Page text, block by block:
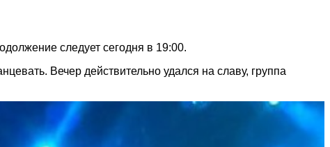
следует сегодня в 19:00.
Вечер действительно удался на славу, группа